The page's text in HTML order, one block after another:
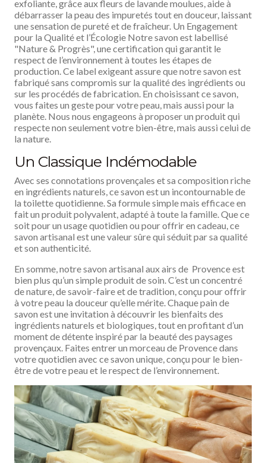
exfoliante, grâce aux fleurs de lavande moulues, aide à
débarrasser la peau des impuretés tout en douceur, laissant
une sensation de pureté et de fraîcheur. Un Engagement
pour la Qualité et l’Écologie Notre savon est labellisé
"Nature & Progrès", une certification qui garantit le
respect de l’environnement à toutes les étapes de
production. Ce label exigeant assure que notre savon est
fabriqué sans compromis sur la qualité des ingrédients ou
sur les procédés de fabrication. En choisissant ce savon,
vous faites un geste pour votre peau, mais aussi pour la
planète. Nous nous engageons à proposer un produit qui
respecte non seulement votre bien-être, mais aussi celui de
la nature.
Un Classique Indémodable
Avec ses connotations provençales et sa composition riche
en ingrédients naturels, ce savon est un incontournable de
la toilette quotidienne. Sa formule simple mais efficace en
fait un produit polyvalent, adapté à toute la famille. Que ce
soit pour un usage quotidien ou pour offrir en cadeau, ce
savon artisanal est une valeur sûre qui séduit par sa qualité
et son authenticité.
En somme, notre savon artisanal aux airs de Provence est
bien plus qu’un simple produit de soin. C’est un concentré
de nature, de savoir-faire et de tradition, conçu pour offrir
à votre peau la douceur qu’elle mérite. Chaque pain de
savon est une invitation à découvrir les bienfaits des
ingrédients naturels et biologiques, tout en profitant d’un
moment de détente inspiré par la beauté des paysages
provençaux. Faites entrer un morceau de Provence dans
votre quotidien avec ce savon unique, conçu pour le bien-
être de votre peau et le respect de l’environnement.